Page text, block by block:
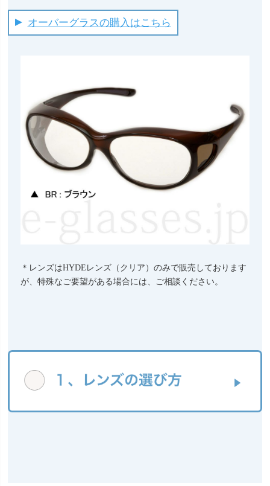
オーバーグラスの購入はこちら
＊レンズはHYDEレンズ（クリア）のみで販売しております
が、特殊なご要望がある場合には、ご相談ください。